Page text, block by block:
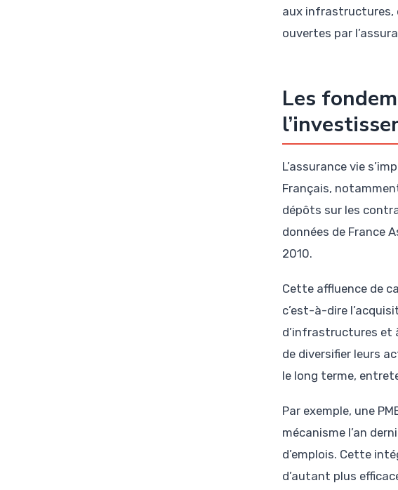
aux infrastructures,
ouvertes par
Les
L’assurance vie
Français,
dépôts sur les
données de France
2010.
Cette affluence de
c’est-à-dire
d’infrastructures et
de diversifier leurs
le long terme,
Par exemple, une
mécanisme l’an
d’emplois. Cette
d’autant plus